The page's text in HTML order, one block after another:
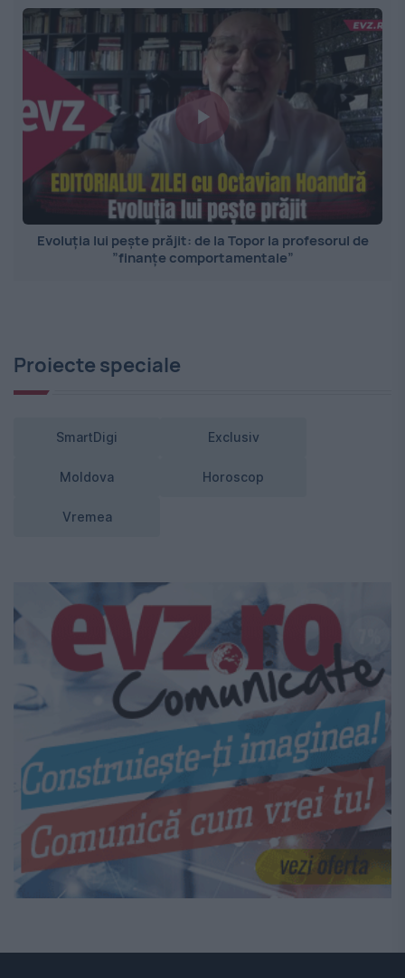
Evoluția lui pește prăjit: de la Topor la profesorul de
”finanțe comportamentale”
Proiecte speciale
SmartDigi Exclusiv
Moldova Horoscop
Vremea